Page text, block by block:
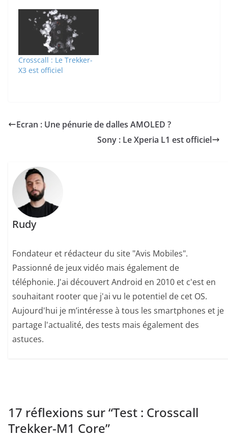
Crosscall : Le Trekker-
X3 est officiel
Ecran : Une pénurie de dalles AMOLED ?
Sony : Le Xperia L1 est officiel
Rudy
Fondateur et rédacteur du site "Avis Mobiles".
Passionné de jeux vidéo mais également de
téléphonie. J'ai découvert Android en 2010 et c'est en
souhaitant rooter que j'ai vu le potentiel de cet OS.
Aujourd'hui je m’intéresse à tous les smartphones et je
partage l'actualité, des tests mais également des
astuces.
17 réflexions sur “Test : Crosscall
Trekker-M1 Core”